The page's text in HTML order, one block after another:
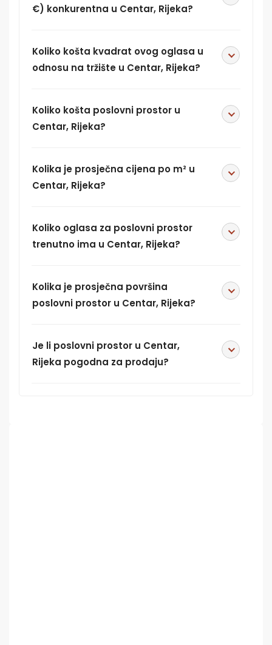
€) konkurentna u Centar, Rijeka?
Koliko košta kvadrat ovog oglasa u
odnosu na tržište u Centar, Rijeka?
Koliko košta poslovni prostor u
Centar, Rijeka?
Kolika je prosječna cijena po m² u
Centar, Rijeka?
Koliko oglasa za poslovni prostor
trenutno ima u Centar, Rijeka?
Kolika je prosječna površina
poslovni prostor u Centar, Rijeka?
Je li poslovni prostor u Centar,
Rijeka pogodna za prodaju?